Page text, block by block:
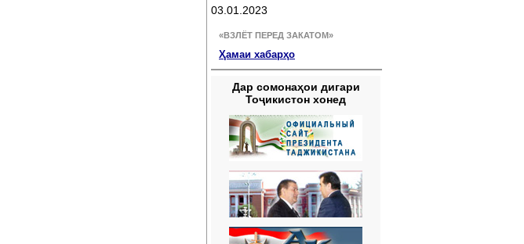
03.01.2023
«ВЗЛЁТ ПЕРЕД ЗАКАТОМ»
Ҳамаи хабарҳо
Дар сомонаҳои дигари
Тоҷикистон хонед